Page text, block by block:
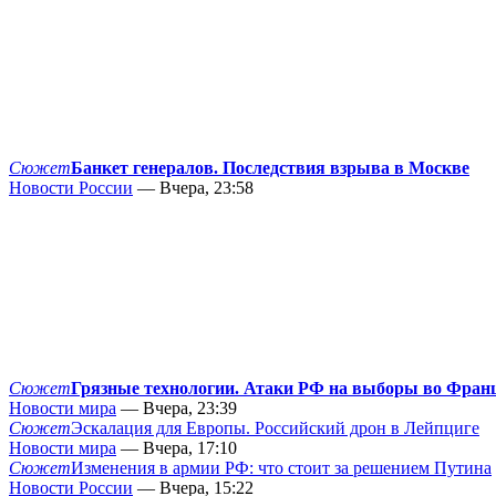
СюжетБанкет генералов. Последствия взрыва в Москве
Новости России — Вчера, 23:58
СюжетГрязные технологии. Атаки РФ на выборы во
Новости мира — Вчера, 23:39
СюжетЭскалация для Европы. Российский дрон в Лейпциге
Новости мира — Вчера, 17:10
СюжетИзменения в армии РФ: что стоит за решением Путина
Новости России — Вчера, 15:22